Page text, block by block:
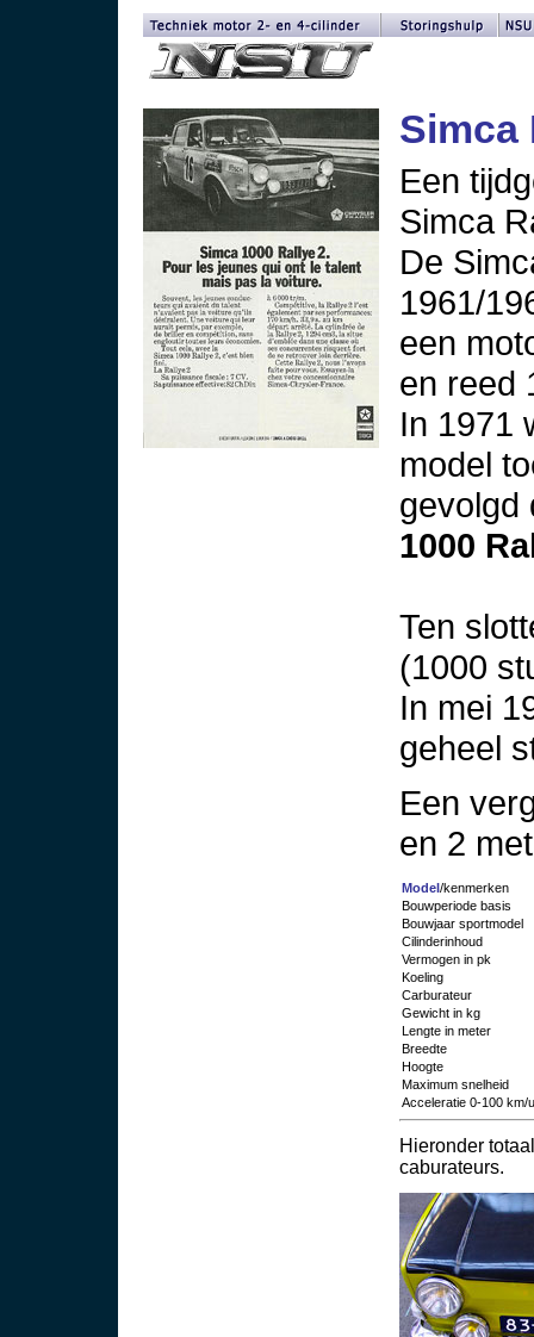
Simca
Een
Simca
De
1961/
een
en reed
In 1971
model
gevolgd
1000
Ten
(1000
In mei
geheel
Een
en 2
Model/kenmerken
Bouwperiode basis
Bouwjaar sportmodel
Cilinderinhoud
Vermogen in pk
Koeling
Carburateur
Gewicht in kg
Lengte in meter
Breedte
Hoogte
Maximum snelheid
Acceleratie 0-100 km/u
Hieronder
caburateurs.